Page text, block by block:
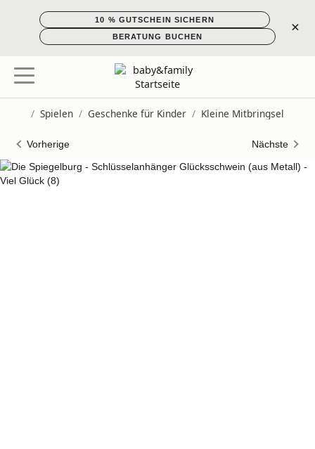
10 % GUTSCHEIN SICHERN
BERATUNG BUCHEN
×
/ Spielen / Geschenke für Kinder / Kleine Mitbringsel
Vorherige Nächste